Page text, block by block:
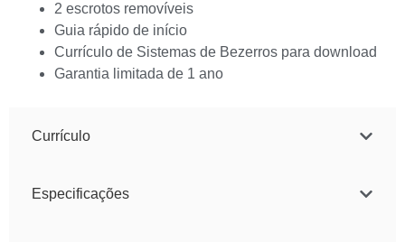
Currículo
Especificações
2 escrotos removíveis
Guia rápido de início
Currículo de Sistemas de Bezerros para download
Garantia limitada de 1 ano